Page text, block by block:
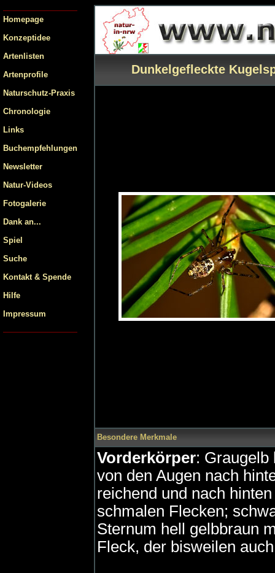
Homepage
Konzeptidee
Artenlisten
Artenprofile
Naturschutz-Praxis
Chronologie
Links
Buchempfehlungen
Newsletter
Natur-Videos
Fotogalerie
Dank an...
Spiel
Suche
Kontakt & Spende
Hilfe
Impressum
Dunkelgefleckte
Besondere Merkmale
Vorderkörper: Graugelb
von den Augen nach
reichend und nach
schmalen Flecken;
Sternum hell gelbbraun
Fleck, der bisweilen